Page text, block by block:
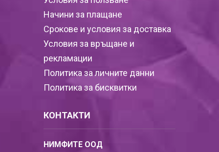
Начини за плащане
Срокове и условия за доставка
Условия за връщане и
рекламации
Политика за личните данни
Политика за бисквитки
КОНТАКТИ
НИМФИТЕ ООД